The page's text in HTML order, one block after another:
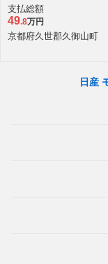
支払総額
49.8万円
京都府久世郡久御山町
日産